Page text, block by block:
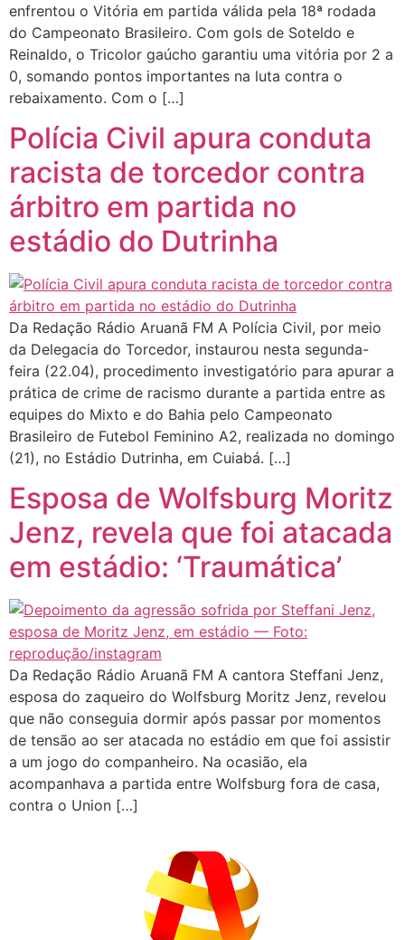
enfrentou o Vitória em partida válida pela 18ª rodada
do Campeonato Brasileiro. Com gols de Soteldo e
Reinaldo, o Tricolor gaúcho garantiu uma vitória por 2 a
0, somando pontos importantes na luta contra o
rebaixamento. Com o […]
Polícia Civil apura conduta
racista de torcedor contra
árbitro em partida no
estádio do Dutrinha
Da Redação Rádio Aruanã FM A Polícia Civil, por meio
da Delegacia do Torcedor, instaurou nesta segunda-
feira (22.04), procedimento investigatório para apurar a
prática de crime de racismo durante a partida entre as
equipes do Mixto e do Bahia pelo Campeonato
Brasileiro de Futebol Feminino A2, realizada no domingo
(21), no Estádio Dutrinha, em Cuiabá. […]
Esposa de Wolfsburg Moritz
Jenz, revela que foi atacada
em estádio: ‘Traumática’
Da Redação Rádio Aruanã FM A cantora Steffani Jenz,
esposa do zaqueiro do Wolfsburg Moritz Jenz, revelou
que não conseguia dormir após passar por momentos
de tensão ao ser atacada no estádio em que foi assistir
a um jogo do companheiro. Na ocasião, ela
acompanhava a partida entre Wolfsburg fora de casa,
contra o Union […]